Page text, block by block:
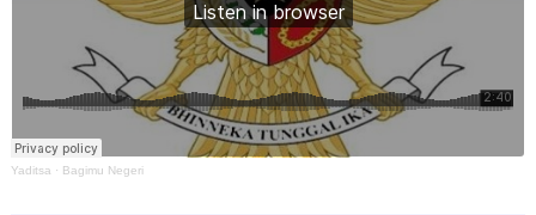
Yaditsa · Bagimu Negeri